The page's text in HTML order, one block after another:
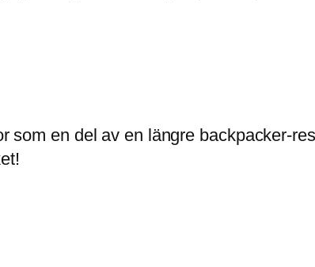
som en del av en längre backpacker-